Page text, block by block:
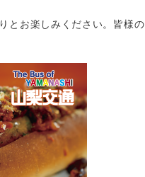
お楽しみください。皆様